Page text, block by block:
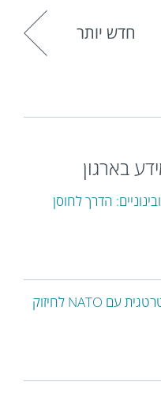
חדש יותר
בארגון
הדרך לחוסן
ESET מצטרפת לשותפות אסטרטגית עם NATO לחיזוק